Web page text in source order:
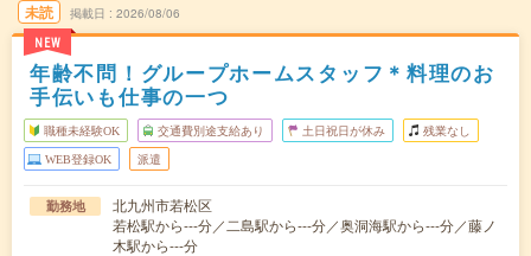
未読
NEW
掲載日 2026/08/06
年齢不問！グループホームスタッフ＊料理のお
手伝いも仕事の一つ
職種未経験OK 交通費別途支給あり 土日祝日が休み 残業なし
WEB登録OK 派遣
勤務地
北九州市若松区
若松駅から---分／二島駅から---分／奥洞海駅から---分／藤ノ
木駅から---分